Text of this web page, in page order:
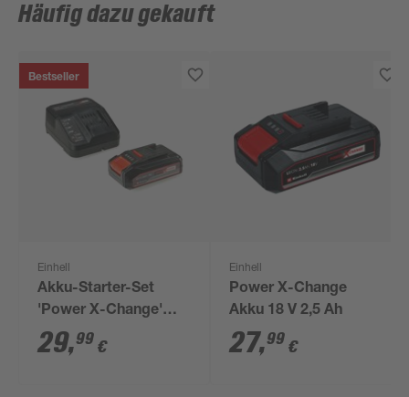
Häufig dazu gekauft
Bestseller
Einhell
Akku-Starter-Set
'Power X-Change'
Ladegerät und Akku
18 V 2,5 Ah
29,99 €
Einhell
Power X-Change
Akku 18 V 2,5 Ah
27,99 €